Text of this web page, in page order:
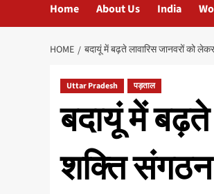
Home About Us India
HOME बदायूं में बढ़ते लावारिस जानवरों को
Uttar Pradesh पड़ताल
बदायूं में
शक्ति संगठन